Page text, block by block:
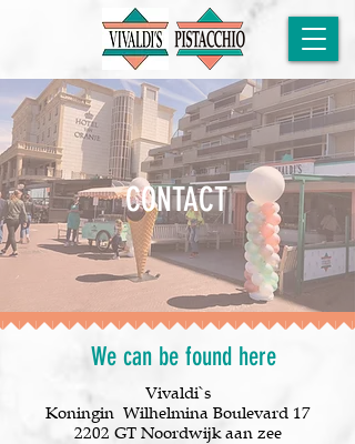
CONTACT
We can be found here
Vivaldi`s
KoninginWilhelmina Boulevard 17
2202 GT Noordwijk aan zee